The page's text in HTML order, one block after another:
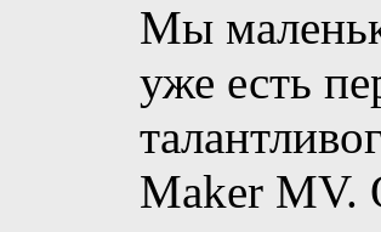
Мы
уже есть
Maker MV.